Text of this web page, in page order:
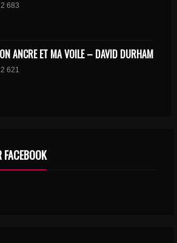
2 683
ANCRE ET MA VOILE – DAVID DURHAM
2 621